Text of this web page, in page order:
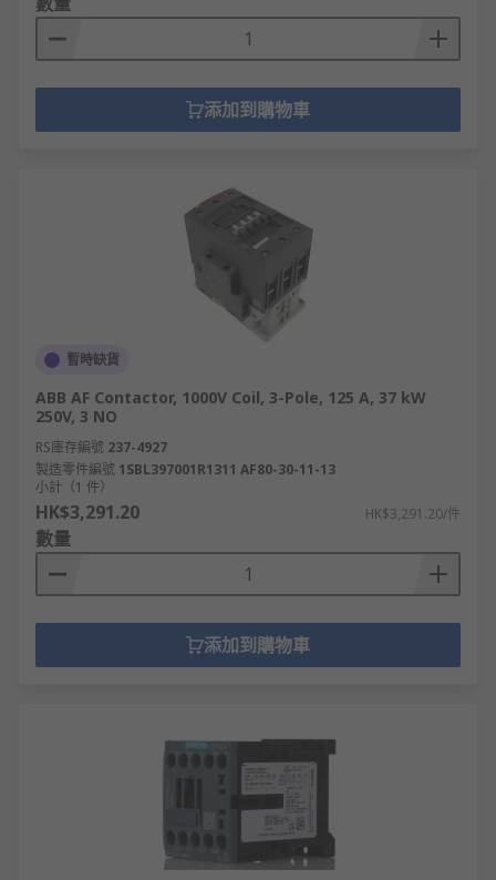
添加到購物車
暫時缺貨
ABB AF Contactor, 1000V Coil, 3-Pole, 125 A, 37 kW
250V, 3 NO
RS庫存編號 237-4927
製造零件編號 1SBL397001R1311 AF80-30-11-13
小計（1 件）
HK$3,291.20 HK$3,291.20/件
數量
添加到購物車